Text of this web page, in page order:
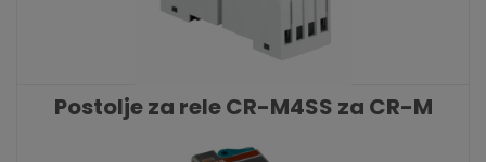
Postolje za rele CR-M4SS za CR-M